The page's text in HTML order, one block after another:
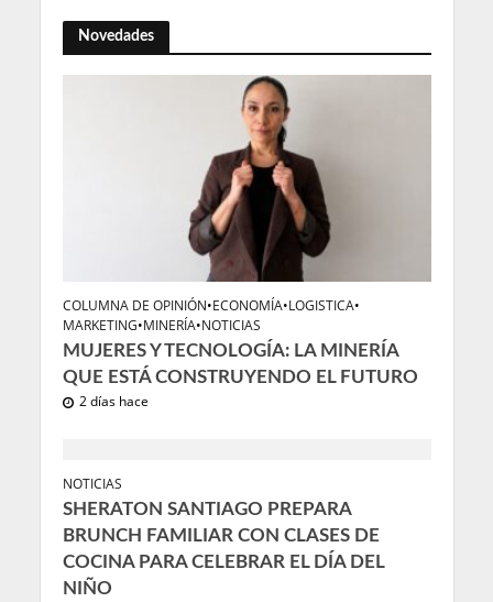
Novedades
COLUMNA DE OPINIÓN•ECONOMÍA•LOGISTICA•
MARKETING•MINERÍA•NOTICIAS
MUJERES Y TECNOLOGÍA: LA MINERÍA
QUE ESTÁ CONSTRUYENDO EL FUTURO
2 días hace
NOTICIAS
SHERATON SANTIAGO PREPARA
BRUNCH FAMILIAR CON CLASES DE
COCINA PARA CELEBRAR EL DÍA DEL
NIÑO